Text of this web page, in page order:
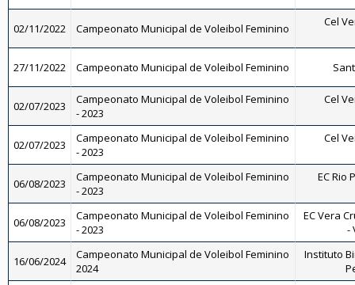
02/11/2022 Campeonato Municipal de Voleibol Feminino Cel
27/11/2022 Campeonato Municipal de Voleibol Feminino
02/07/2023
Campeonato Municipal de Voleibol Feminino
- 2023
Cel
02/07/2023
Campeonato Municipal de Voleibol Feminino
- 2023
Cel
06/08/2023
Campeonato Municipal de Voleibol Feminino
- 2023
EC Rio
06/08/2023
Campeonato Municipal de Voleibol Feminino
- 2023
EC Vera
-
16/06/2024
Campeonato Municipal de Voleibol Feminino
2024
Instituto